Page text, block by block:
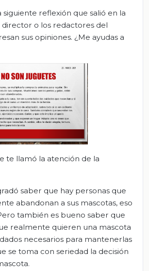
reflexión que salió en la
director o los redactores del
sus opiniones. ¿Me ayudas a
te llamó la atención de la
saber que hay personas que
abandonan a sus mascotas, eso
también es bueno saber que
realmente quieren una mascota
necesarios para mantenerlas
se toma con seriedad la decisión